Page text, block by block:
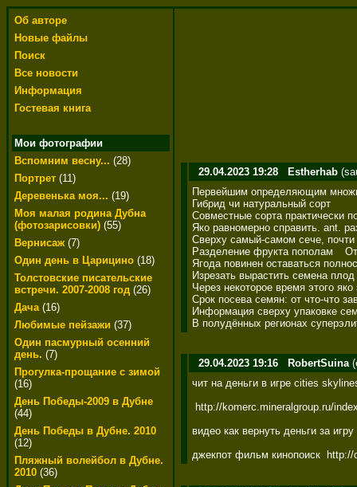
Об авторе
Новые файлы
Поиск
Все новости
Информация
Гостевая книга
Мои фотографии
Вспомним весну... (28)
Портрет (11)
Деревенька моя... (19)
Моя малая родина Дубна
(фотозарисовки) (55)
Вернисаж (7)
Один день в Царицино (18)
Толстовские писательские
встречи. 2007-2008 год (26)
Дача(16)
Любимые пейзажи (37)
Один пасмурный осенний
день. (7)
Прогулка-прощание с зимой
(16)
День Победы-2009 в Дубне
(44)
День Победы в Дубне. 2010
(12)
Пляжный волейбол в Дубне.
2010 (36)
29.04.2023 19:28 Estherhab
Первейшим определяющим
Гибрид чи натуральный сорт
Совместные сорта практически
Яко равномерно справить. ant.
Сверху самый-самом сече,
Разделение фрукта пополам	Отделение семян от фрукта	Освобождение семян от мякоти
Ягода повинен оставаться
Изрезать вырастить семена
Через некоторое время этого
Срок посева семян: от что-что
Информация сверху упаковке
В полудённых регионах
29.04.2023 19:16 RobertSuina
чит на деньги в игре cities
http://komerc.mineralgroup.ru/
видео как вернуть деньги за
джекпот фильм кинопоиск